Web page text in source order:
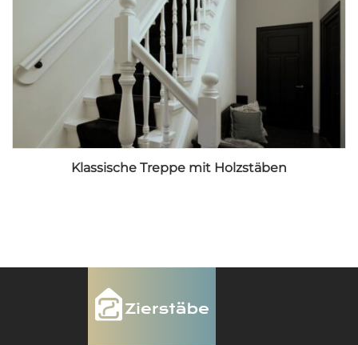
Klassische Treppe mit Holzstäben